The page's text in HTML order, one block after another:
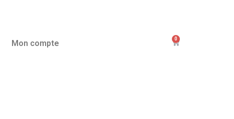
Mon compte 0